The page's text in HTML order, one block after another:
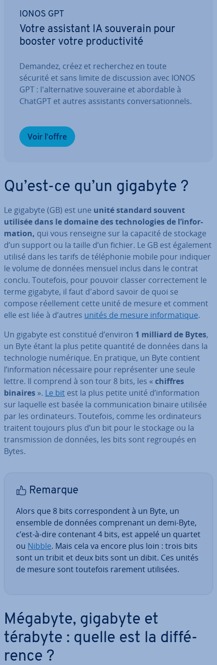
IONOS GPT
Votre assistant IA souverain pour
booster votre pro­duc­ti­vité
Demandez, créez et re­cher­chez en toute
sécurité et sans limite de dis­cus­sion avec IONOS
GPT : l'al­ter­na­tive sou­ve­raine et abordable à
ChatGPT et autres as­sis­tants con­ver­sa­tion­nels.
Voir l'offre
Qu’est-ce qu’un gigabyte ?
Le gigabyte (GB) est une unité standard souvent
utilisée dans le domaine des tech­no­lo­gies de l’in­for­
ma­tion, qui vous renseigne sur la capacité de stockage
d’un support ou la taille d’un fichier. Le GB est également
utilisé dans les tarifs de té­lé­pho­nie mobile pour indiquer
le volume de données mensuel inclus dans le contrat
conclu. Toutefois, pour pouvoir classer cor­rec­te­ment le
terme gigabyte, il faut d'abord savoir de quoi se
compose réel­le­ment cette unité de mesure et comment
elle est liée à d’autres unités de mesure in­for­ma­tique.
Un gigabyte est constitué d’environ 1 milliard de Bytes,
un Byte étant la plus petite quantité de données dans la
tech­no­lo­gie numérique. En pratique, un Byte contient
l’in­for­ma­tion né­ces­saire pour re­pré­sen­ter une seule
lettre. Il comprend à son tour 8 bits, les « chiffres
binaires ». Le bit est la plus petite unité d’in­for­ma­tion
sur laquelle est basée la com­mu­ni­ca­tion binaire utilisée
par les or­di­na­teurs. Toutefois, comme les or­di­na­teurs
traitent toujours plus d’un bit pour le stockage ou la
trans­mis­sion de données, les bits sont regroupés en
Bytes.
Remarque
Alors que 8 bits cor­res­pon­dent à un Byte, un
ensemble de données com­pre­nant un demi-Byte,
c’est-à-dire contenant 4 bits, est appelé un quartet
ou Nibble. Mais cela va encore plus loin : trois bits
sont un tribit et deux bits sont un dibit. Ces unités
de mesure sont toutefois rarement utilisées.
Mégabyte, gigabyte et
térabyte : quelle est la dif­fé­
rence ?